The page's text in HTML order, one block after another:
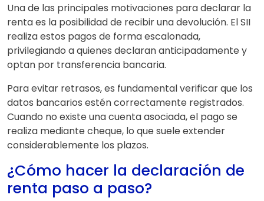
Una de las principales motivaciones para declarar la
renta es la posibilidad de recibir una devolución. El SII
realiza estos pagos de forma escalonada,
privilegiando a quienes declaran anticipadamente y
optan por transferencia bancaria.
Para evitar retrasos, es fundamental verificar que los
datos bancarios estén correctamente registrados.
Cuando no existe una cuenta asociada, el pago se
realiza mediante cheque, lo que suele extender
considerablemente los plazos.
¿Cómo hacer la declaración de
renta paso a paso?